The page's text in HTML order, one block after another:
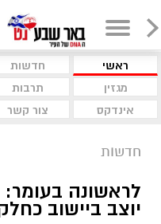
ראשי חדשות
מגזין
תרבות
אינדקס
צור קשר
חדשות
לראשונה
יוצב ביישוב